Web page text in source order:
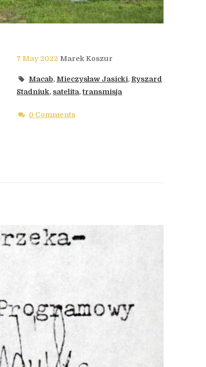
7 May 2022 Marek Koszur
Macab, Mieczysław Jasicki, Ryszard
Stadniuk, satelita,transmisja
0 Comments